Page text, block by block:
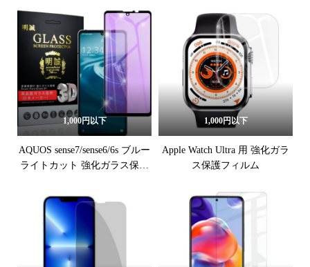
1,000円以下
AQUOS sense7/sense6/6s ブルー
ライトカット 強化ガラス保護
1,000円以下
Apple Watch Ultra 用 強化ガラ
ス保護フィルム